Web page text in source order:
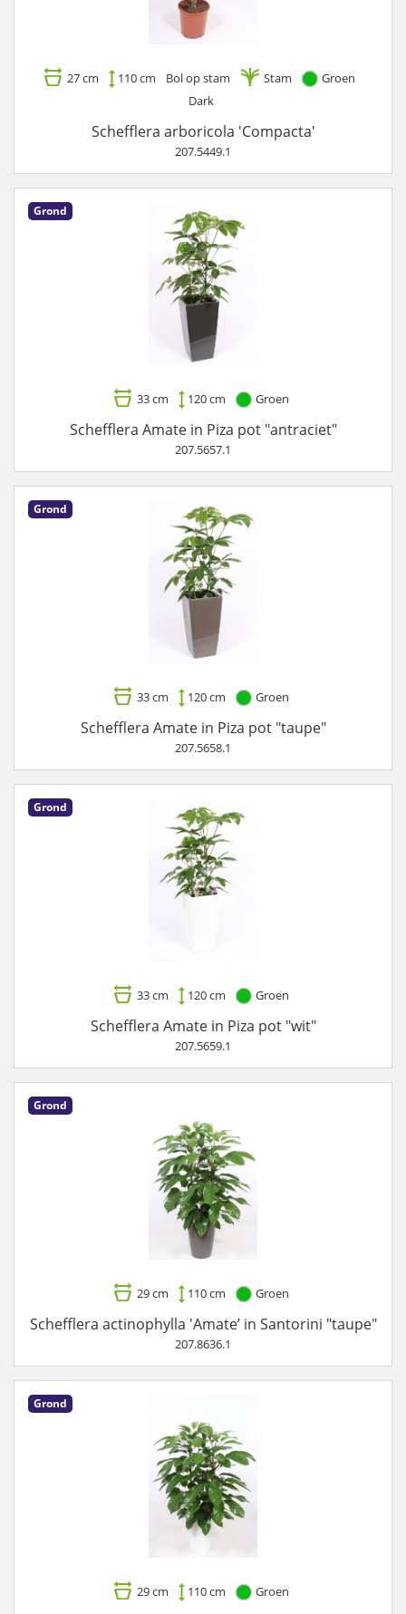
27 cm 110 cm Bol op stam Stam
Groen
Dark
Schefflera arboricola 'Compacta'
207.5449.1
Grond
33 cm 120 cm Groen
Schefflera Amate in Piza pot "antraciet"
207.5657.1
Grond
33 cm 120 cm Groen
Schefflera Amate in Piza pot "taupe"
207.5658.1
Grond
33 cm 120 cm Groen
Schefflera Amate in Piza pot "wit"
207.5659.1
Grond
29 cm 110 cm Groen
Schefflera actinophylla 'Amate’ in Santorini "taupe"
207.8636.1
Grond
29 cm 110 cm Groen